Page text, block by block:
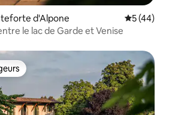
d'Alpone Note
5 (44)
le lac de Garde et Venise